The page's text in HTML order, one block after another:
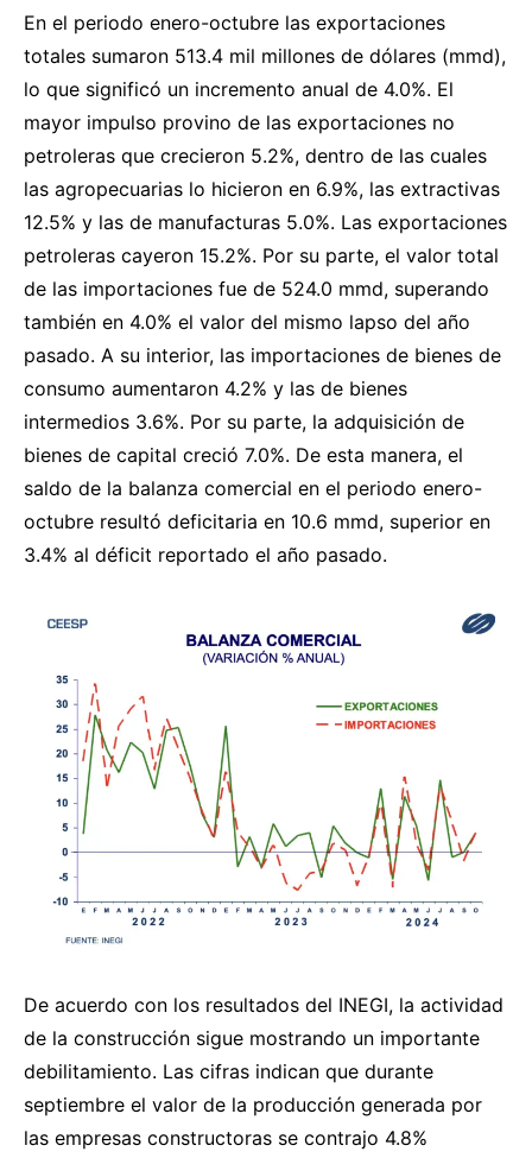
En el periodo enero-octubre las exportaciones
totales sumaron 513.4 mil millones de dólares (mmd),
lo que significó un incremento anual de 4.0%. El
mayor impulso provino de las exportaciones no
petroleras que crecieron 5.2%, dentro de las cuales
las agropecuarias lo hicieron en 6.9%, las extractivas
12.5% y las de manufacturas 5.0%. Las exportaciones
petroleras cayeron 15.2%. Por su parte, el valor total
de las importaciones fue de 524.0 mmd, superando
también en 4.0% el valor del mismo lapso del año
pasado. A su interior, las importaciones de bienes de
consumo aumentaron 4.2% y las de bienes
intermedios 3.6%. Por su parte, la adquisición de
bienes de capital creció 7.0%. De esta manera, el
saldo de la balanza comercial en el periodo enero-
octubre resultó deficitaria en 10.6 mmd, superior en
3.4% al déficit reportado el año pasado.
De acuerdo con los resultados del INEGI, la actividad
de la construcción sigue mostrando un importante
debilitamiento. Las cifras indican que durante
septiembre el valor de la producción generada por
las empresas constructoras se contrajo 4.8%